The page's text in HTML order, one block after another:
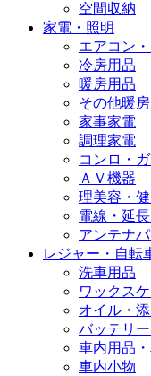
空間収納
家電・照明
エアコン
冷房用品
暖房用品
その他暖
家事家電
調理家電
コンロ・
ＡＶ機器
理美容・
電線・延
アンテナ
レジャー・自転
洗車用品
ワックス
オイル・
バッテリ
車内用品
車内小物